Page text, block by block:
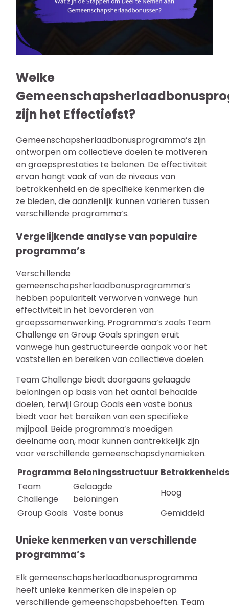
Welke
zijn het Effectiefst?
Gemeenschapsherlaadbonusprogramma’s zijn
ontworpen om collectieve doelen te motiveren
en groepsprestaties te belonen. De effectiviteit
ervan hangt vaak af van de niveaus van
betrokkenheid en de specifieke kenmerken die
ze bieden, die aanzienlijk kunnen variëren tussen
verschillende programma’s.
Vergelijkende analyse van populaire
programma’s
Verschillende
gemeenschapsherlaadbonusprogramma’s
hebben populariteit verworven vanwege hun
effectiviteit in het bevorderen van
groepssamenwerking. Programma’s zoals Team
Challenge en Group Goals springen eruit
vanwege hun gestructureerde aanpak voor het
vaststellen en bereiken van collectieve doelen.
Team Challenge biedt doorgaans gelaagde
beloningen op basis van het aantal behaalde
doelen, terwijl Group Goals een vaste bonus
biedt voor het bereiken van een specifieke
mijlpaal. Beide programma’s moedigen
deelname aan, maar kunnen aantrekkelijk zijn
voor verschillende gemeenschapsdynamieken.
Programma Beloningsstructuur
Team
Challenge
Gelaagde
beloningen
Hoog
Group Goals Vaste bonus Gemiddeld
Unieke kenmerken van verschillende
programma’s
Elk gemeenschapsherlaadbonusprogramma
heeft unieke kenmerken die inspelen op
verschillende gemeenschapsbehoeften. Team